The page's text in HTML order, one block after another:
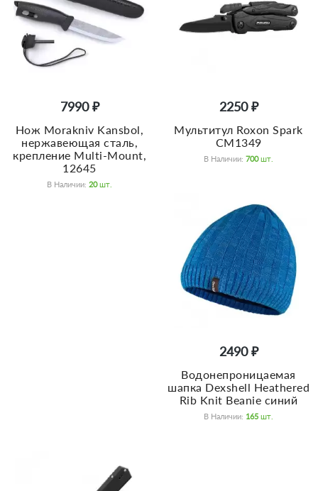
7990 ₽
Нож Morakniv Kansbol,
нержавеющая сталь,
крепление Multi-Mount,
12645
В Наличии: 20 Шт.
2250 ₽
Мультитул Roxon Spark
CM1349
В Наличии: 700 Шт.
2490 ₽
Bодонепроницаемая
шапка Dexshell Heathered
Rib Knit Beanie синий
В Наличии: 165 Шт.